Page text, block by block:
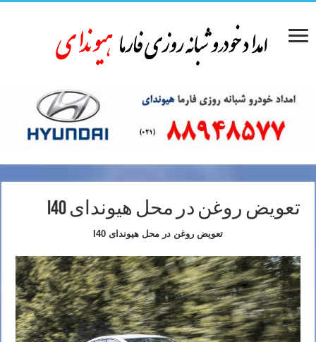
تعویض روغن در محل هیوندای I40
تعویض روغن در محل هیوندای I40